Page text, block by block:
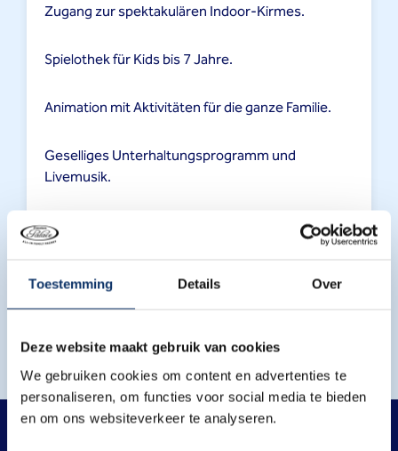
Toestemming Details Over
Deze website maakt gebruik van cookies
We gebruiken cookies om content en advertenties te
personaliseren, om functies voor social media te bieden
en om ons websiteverkeer te analyseren.
Zugang zur spektakulären Indoor-Kirmes.
Spielothek für Kids bis 7 Jahre.
Animation mit Aktivitäten für die ganze Familie.
Geselliges Unterhaltungsprogramm und
Livemusik.
Minigolf, Bowling, American Pool und mehr.
Filme im Hauskino.